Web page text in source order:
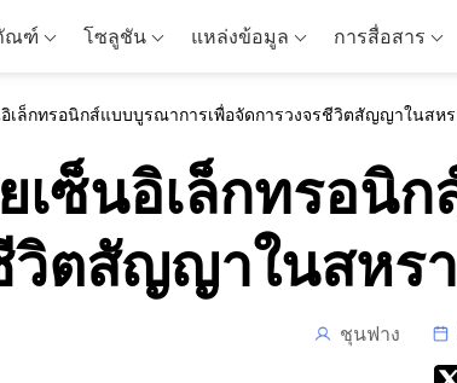
ณฑ์ โซลูชัน แหล่งข้อมูล การสื่อสาร
เล็กทรอนิกส์แบบบูรณาการเพื่อจัดการวงจรชีวิตสัญญาในสห
เซ็นอิเล็กทรอนิ
วิตสัญญาในสหร
ชุนฟาง